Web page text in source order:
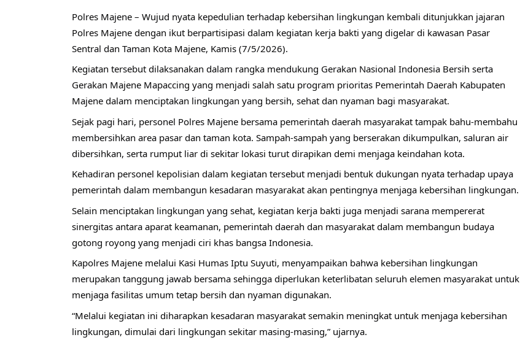
Polres Majene – Wujud nyata kepedulian terhadap kebersihan lingkungan kembali ditunjukkan jajaran
Polres Majene dengan ikut berpartisipasi dalam kegiatan kerja bakti yang digelar di kawasan Pasar
Sentral dan Taman Kota Majene, Kamis (7/5/2026).
Kegiatan tersebut dilaksanakan dalam rangka mendukung Gerakan Nasional Indonesia Bersih serta
Gerakan Majene Mapaccing yang menjadi salah satu program prioritas Pemerintah Daerah Kabupaten
Majene dalam menciptakan lingkungan yang bersih, sehat dan nyaman bagi masyarakat.
Sejak pagi hari, personel Polres Majene bersama pemerintah daerah masyarakat tampak bahu-membahu
membersihkan area pasar dan taman kota. Sampah-sampah yang berserakan dikumpulkan, saluran air
dibersihkan, serta rumput liar di sekitar lokasi turut dirapikan demi menjaga keindahan kota.
Kehadiran personel kepolisian dalam kegiatan tersebut menjadi bentuk dukungan nyata terhadap upaya
pemerintah dalam membangun kesadaran masyarakat akan pentingnya menjaga kebersihan lingkungan.
Selain menciptakan lingkungan yang sehat, kegiatan kerja bakti juga menjadi sarana mempererat
sinergitas antara aparat keamanan, pemerintah daerah dan masyarakat dalam membangun budaya
gotong royong yang menjadi ciri khas bangsa Indonesia.
Kapolres Majene melalui Kasi Humas Iptu Suyuti, menyampaikan bahwa kebersihan lingkungan
merupakan tanggung jawab bersama sehingga diperlukan keterlibatan seluruh elemen masyarakat untuk
menjaga fasilitas umum tetap bersih dan nyaman digunakan.
“Melalui kegiatan ini diharapkan kesadaran masyarakat semakin meningkat untuk menjaga kebersihan
lingkungan, dimulai dari lingkungan sekitar masing-masing,” ujarnya.